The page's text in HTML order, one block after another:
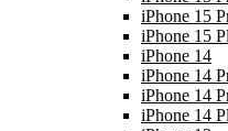
iPhone 15
iPhone 15
iPhone 14
iPhone 14
iPhone 14
iPhone 14